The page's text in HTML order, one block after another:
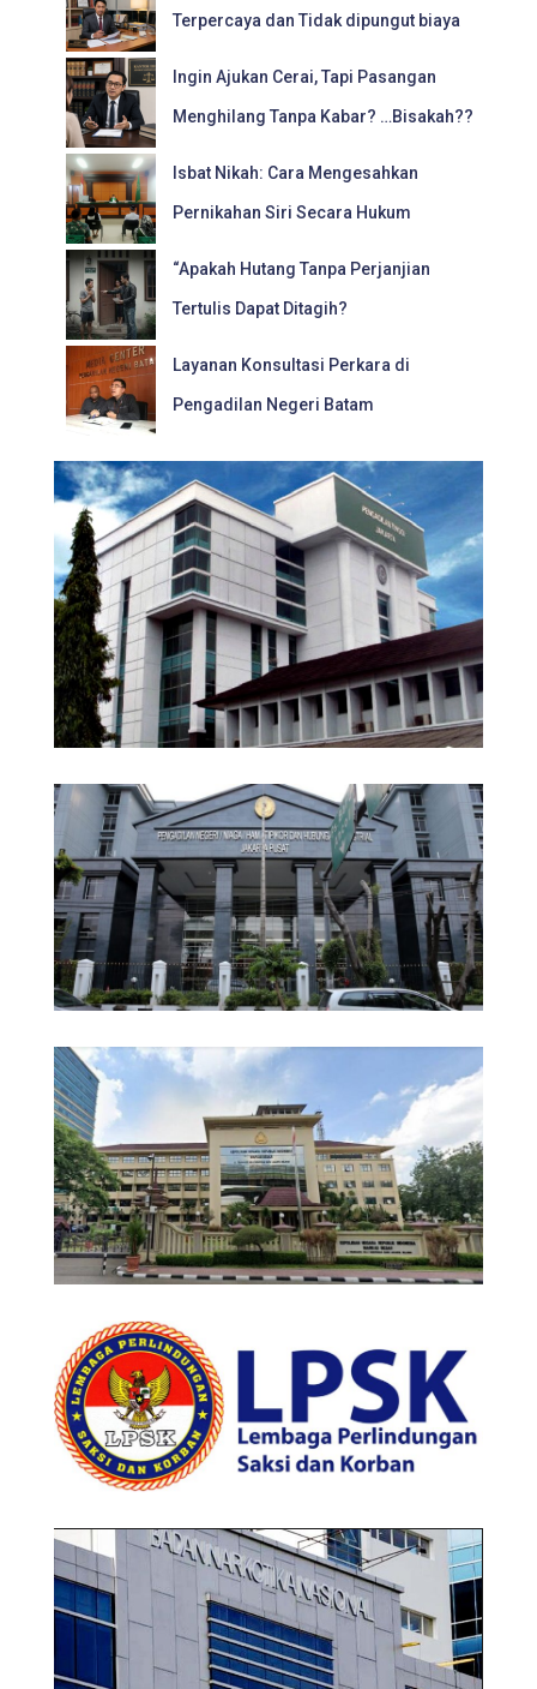
Terpercaya dan Tidak dipungut biaya
Ingin Ajukan Cerai, Tapi Pasangan
Menghilang Tanpa Kabar? …Bisakah??
Isbat Nikah: Cara Mengesahkan
Pernikahan Siri Secara Hukum
“Apakah Hutang Tanpa Perjanjian
Tertulis Dapat Ditagih?
Layanan Konsultasi Perkara di
Pengadilan Negeri Batam